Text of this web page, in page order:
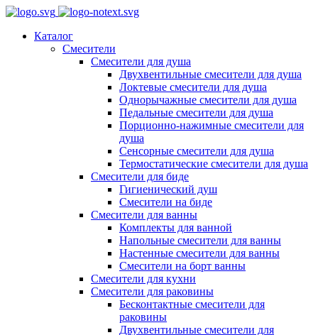
Каталог
Смесители
Смесители для душа
Двухвентильные смесители для душа
Локтевые смесители для душа
Однорычажные смесители для душа
Педальные смесители для душа
Порционно-нажимные смесители для
душа
Сенсорные смесители для душа
Термостатические смесители для душа
Смесители для биде
Гигиенический душ
Смесители на биде
Смесители для ванны
Комплекты для ванной
Напольные смесители для ванны
Настенные смесители для ванны
Смесители на борт ванны
Смесители для кухни
Смесители для раковины
Бесконтактные смесители для
раковины
Двухвентильные смесители для